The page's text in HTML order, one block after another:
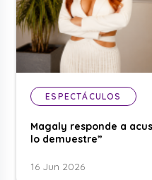
ESPECTÁCULOS
Magaly responde a
lo demuestre”
16 Jun 2026